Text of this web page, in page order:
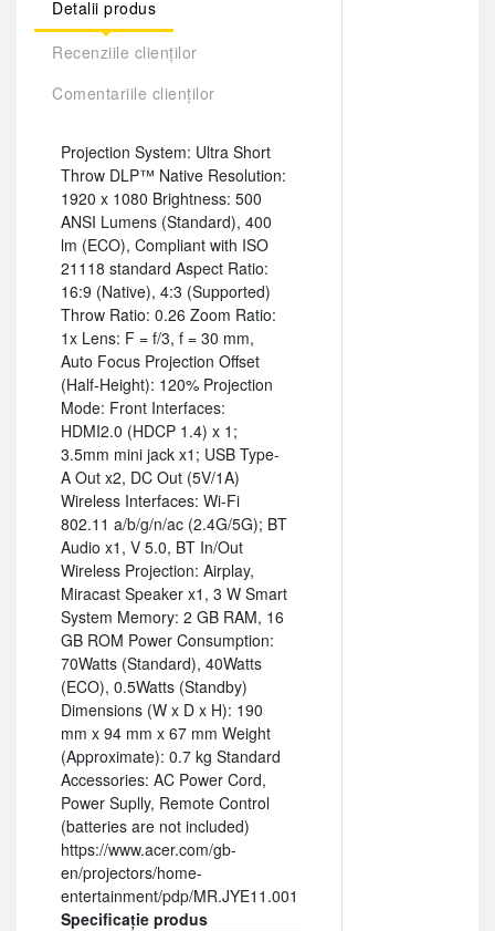
Detalii produs
Recenziile clienților
Comentariile clienților
Projection System: Ultra Short
Throw DLP™ Native Resolution:
1920 x 1080 Brightness: 500
ANSI Lumens (Standard), 400
lm (ECO), Compliant with ISO
21118 standard Aspect Ratio:
16:9 (Native), 4:3 (Supported)
Throw Ratio: 0.26 Zoom Ratio:
1x Lens: F = f/3, f = 30 mm,
Auto Focus Projection Offset
(Half-Height): 120% Projection
Mode: Front Interfaces:
HDMI2.0 (HDCP 1.4) x 1;
3.5mm mini jack x1; USB Type-
A Out x2, DC Out (5V/1A)
Wireless Interfaces: Wi-Fi
802.11 a/b/g/n/ac (2.4G/5G); BT
Audio x1, V 5.0, BT In/Out
Wireless Projection: Airplay,
Miracast Speaker x1, 3 W Smart
System Memory: 2 GB RAM, 16
GB ROM Power Consumption:
70Watts (Standard), 40Watts
(ECO), 0.5Watts (Standby)
Dimensions (W x D x H): 190
mm x 94 mm x 67 mm Weight
(Approximate): 0.7 kg Standard
Accessories: AC Power Cord,
Power Suplly, Remote Control
(batteries are not included)
https://www.acer.com/gb-
en/projectors/home-
entertainment/pdp/MR.JYE11.001
Specificație produs